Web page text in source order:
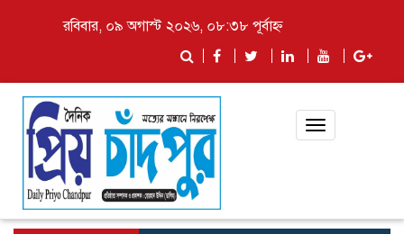
রবিবার, ০৯ অগাস্ট ২০২৬, ০৮:৩৮ পূর্বাহ্ন
Toggle